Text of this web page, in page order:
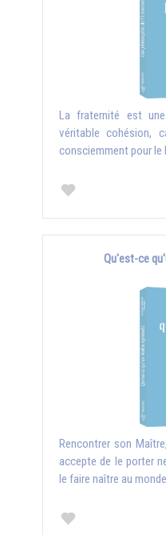
La fraternité est
véritable cohésion,
consciemment pour le
Qu'est-ce
Rencontrer son
accepte de le porter
le faire naître au